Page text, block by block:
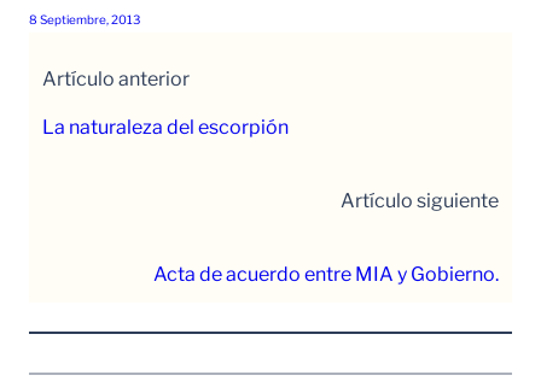
8 Septiembre, 2013
Artículo anterior
La naturaleza del escorpión
Artículo siguiente
Acta de acuerdo entre MIA y Gobierno.